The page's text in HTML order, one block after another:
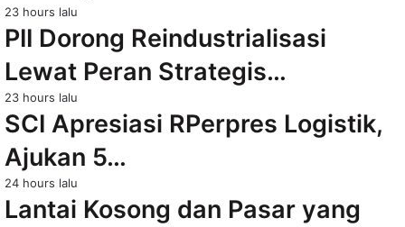
23 hours lalu
PII Dorong Reindustrialisasi
Lewat Peran Strategis…
23 hours lalu
SCI Apresiasi RPerpres Logistik,
Ajukan 5…
24 hours lalu
Lantai Kosong dan Pasar yang